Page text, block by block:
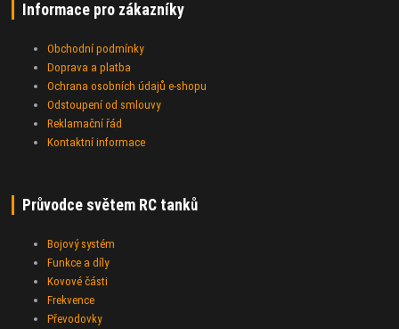
Informace pro zákazníky
Obchodní podmínky
Doprava a platba
Ochrana osobních údajů e-shopu
Odstoupení od smlouvy
Reklamační řád
Kontaktní informace
Průvodce světem RC tanků
Bojový systém
Funkce a díly
Kovové části
Frekvence
Převodovky